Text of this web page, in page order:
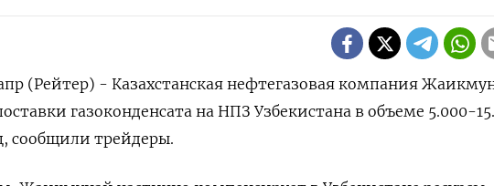
(Рейтер) - Казахстанская нефтегазовая компания
газоконденсата на НПЗ Узбекистана в объеме 5.000-
сообщили трейдеры.